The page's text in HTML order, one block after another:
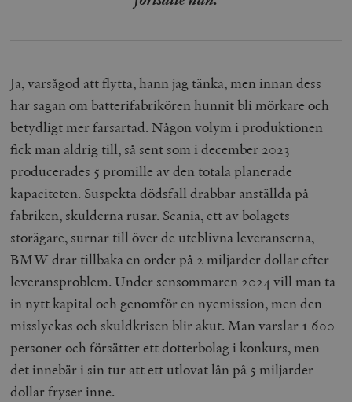
Ja, varsågod att flytta, hann jag tänka, men innan dess
har sagan om batterifabrikören hunnit bli mörkare och
betydligt mer farsartad. Någon volym i produktionen
fick man aldrig till, så sent som i december 2023
producerades 5 promille av den totala planerade
kapaciteten. Suspekta dödsfall drabbar anställda på
fabriken, skulderna rusar. Scania, ett av bolagets
storägare, surnar till över de uteblivna leveranserna,
BMW drar tillbaka en order på 2 miljarder dollar efter
leveransproblem. Under sensommaren 2024 vill man ta
in nytt kapital och genomför en nyemission, men den
misslyckas och skuldkrisen blir akut. Man varslar 1 600
personer och försätter ett dotterbolag i konkurs, men
det innebär i sin tur att ett utlovat lån på 5 miljarder
dollar fryser inne.